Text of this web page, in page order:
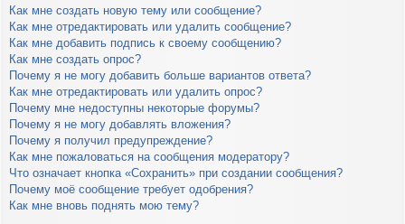
Как мне создать новую тему или сообщение?
Как мне отредактировать или удалить сообщение?
Как мне добавить подпись к своему сообщению?
Как мне создать опрос?
Почему я не могу добавить больше вариантов ответа?
Как мне отредактировать или удалить опрос?
Почему мне недоступны некоторые форумы?
Почему я не могу добавлять вложения?
Почему я получил предупреждение?
Как мне пожаловаться на сообщения модератору?
Что означает кнопка «Сохранить» при создании сообщения?
Почему моё сообщение требует одобрения?
Как мне вновь поднять мою тему?